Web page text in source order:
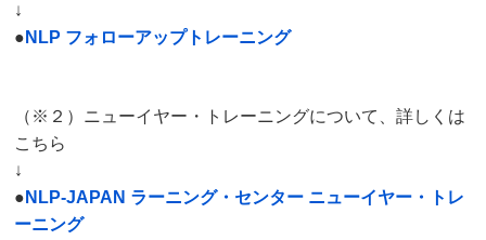
↓
● NLP フォローアップトレーニング
（※２）ニューイヤー・トレーニングについて、詳しくは
こちら
↓
● NLP-JAPAN ラーニング・センター ニューイヤー・トレ
ーニング